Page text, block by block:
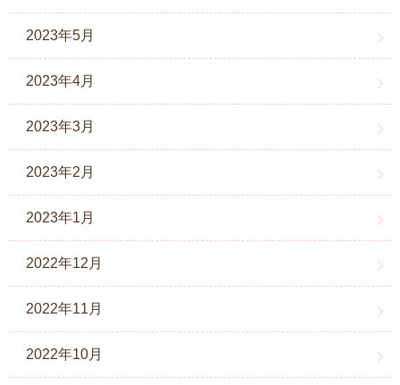
2023年5月
2023年4月
2023年3月
2023年2月
2023年1月
2022年12月
2022年11月
2022年10月